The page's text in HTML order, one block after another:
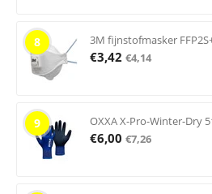
8 3M fijnstofmasker
€3,42 €4,14
9 OXXA X-Pro-Winter-Dry
€6,00 €7,26